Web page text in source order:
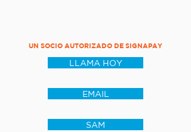
UN SOCIO AUTORIZADO DE SIGNAPAY
LLAMA HOY
EMAIL
SAM